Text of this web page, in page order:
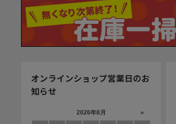
オンラインショップ営業日のお
知らせ